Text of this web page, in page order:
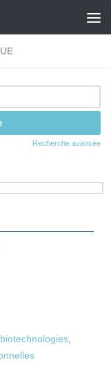
Recherche avancée
biotechnologies,